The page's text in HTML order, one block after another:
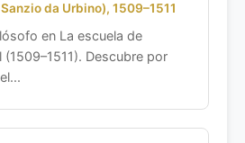
da Urbino), 1509–1511
en La escuela de
(1509–1511). Descubre por